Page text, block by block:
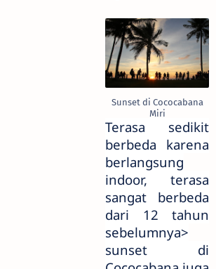
Sunset di Cococabana
Miri
Terasa sedikit
berbeda karena
berlangsung
indoor, terasa
sangat berbeda
dari 12 tahun
sebelumnya>
sunset di